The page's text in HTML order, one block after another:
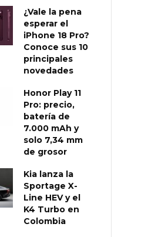
¿Vale la pena
esperar el
iPhone 18 Pro?
Conoce sus 10
principales
novedades
Honor Play 11
Pro: precio,
batería de
7.000 mAh y
solo 7,34 mm
de grosor
Kia lanza la
Sportage X-
Line HEV y el
K4 Turbo en
Colombia